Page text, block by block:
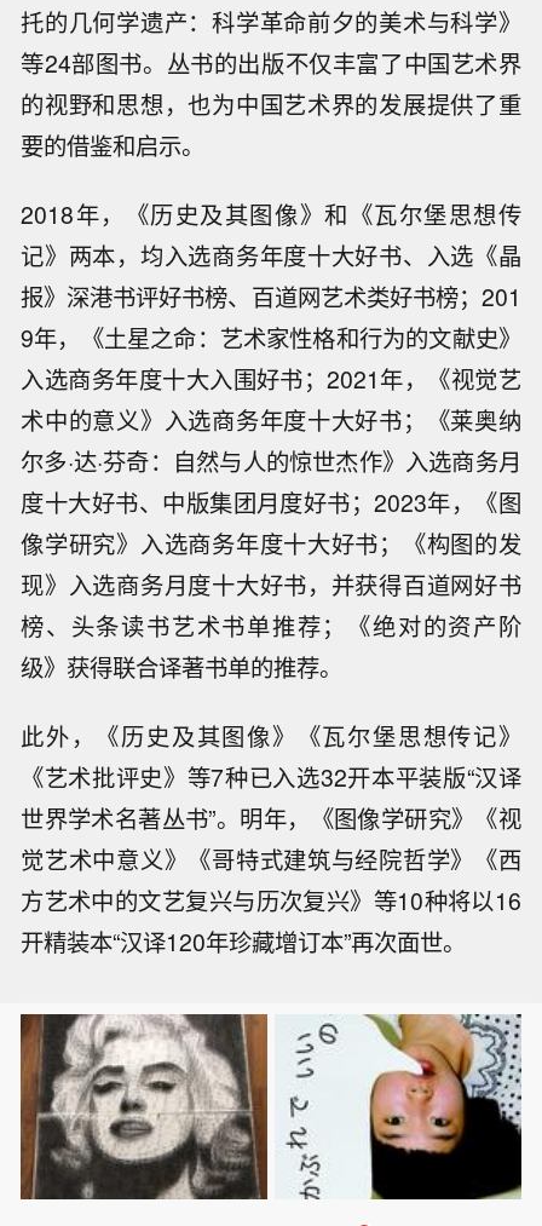
托的几何学遗产：科学革命前夕的美术与科学》
等24部图书。丛书的出版不仅丰富了中国艺术界
的视野和思想，也为中国艺术界的发展提供了重
要的借鉴和启示。
2018年，《历史及其图像》和《瓦尔堡思想传
记》两本，均入选商务年度十大好书、入选《晶
报》深港书评好书榜、百道网艺术类好书榜；201
9年，《土星之命：艺术家性格和行为的文献史》
入选商务年度十大入围好书；2021年，《视觉艺
术中的意义》入选商务年度十大好书；《莱奥纳
尔多·达·芬奇：自然与人的惊世杰作》入选商务月
度十大好书、中版集团月度好书；2023年，《图
像学研究》入选商务年度十大好书；《构图的发
现》入选商务月度十大好书，并获得百道网好书
榜、头条读书艺术书单推荐；《绝对的资产阶
级》获得联合译著书单的推荐。
此外，《历史及其图像》《瓦尔堡思想传记》
《艺术批评史》等7种已入选32开本平装版“汉译
世界学术名著丛书”。明年，《图像学研究》《视
觉艺术中意义》《哥特式建筑与经院哲学》《西
方艺术中的文艺复兴与历次复兴》等10种将以16
开精装本“汉译120年珍藏增订本”再次面世。